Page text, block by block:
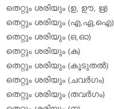
തെറ്റും ശരിയും (ഉ, ഊ, ഋ)
തെറ്റും ശരിയും (എ,ഏ,ഐ)
തെറ്റും ശരിയും (ഒ,ഓ)
തെറ്റും ശരിയും (ക)
തെറ്റും ശരിയും (കൂടുതല്‍)
തെറ്റും ശരിയും (ചവര്‍ഗം)
തെറ്റും ശരിയും (തവര്‍ഗം)